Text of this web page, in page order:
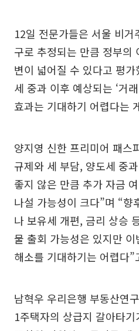
12일 전문가들은 서울 비
구로 추정되는 만큼 정부의
변이 넓어질 수 있다고 평
세 중과 이후 예상되는 ‘거
효과는 기대하기 어렵다는
양지영 신한 프리미어 패스
규제와 세 부담, 양도세 중
좋지 않은 만큼 추가 자금
나설 가능성이 크다”며 “향
나 보유세 개편, 금리 상승
물 출회 가능성은 있지만
해소를 기대하기는 어렵다”
남혁우 우리은행 부동산연
1주택자의 상급지 갈아타